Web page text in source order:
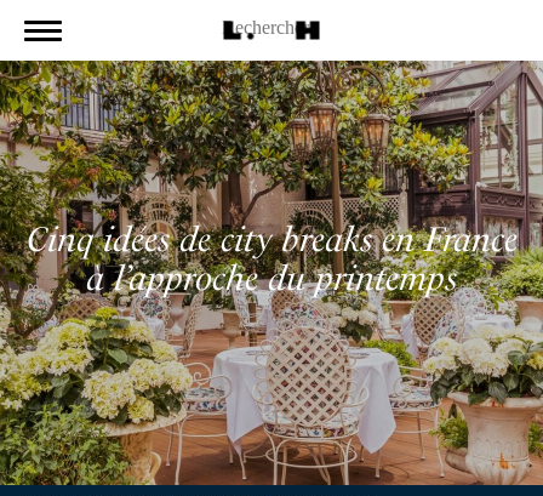
Cinq idées de city breaks en France
à l’approche du printemps